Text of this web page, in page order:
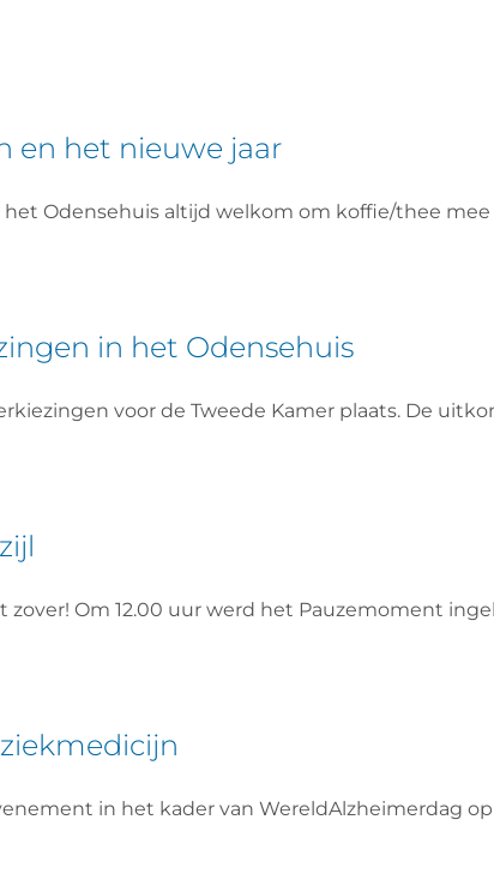
en het nieuwe jaar
Odensehuis altijd welkom om koffie/thee
in het Odensehuis
voor de Tweede Kamer plaats. De
zover! Om 12.00 uur werd het Pauzemoment
in het kader van WereldAlzheimerdag